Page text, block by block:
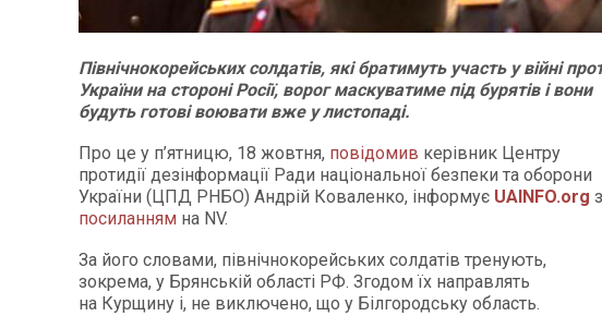
Північнокорейських солдатів, які братимуть участь у війні
України на стороні Росії, ворог маскуватиме під бурятів і вони
будуть готові воювати вже у листопаді.
Про це у п’ятницю, 18 жовтня, повідомив керівник Центру
протидії дезінформації Ради національної безпеки та оборони
України (ЦПД РНБО) Андрій Коваленко, інформує UAINFO.org з
посиланням на NV.
За його словами, північнокорейських солдатів тренують,
зокрема, у Брянській області РФ. Згодом їх направлять
на Курщину і, не виключено, що у Білгородську область.